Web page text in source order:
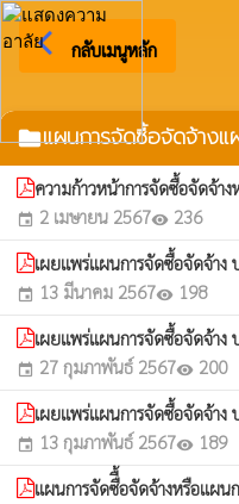
arrow_back_ios กลับเมนูหลัก
folderแผนการจัดซื้อจัดจ้าง
ความก้าวหน้าการจัดซื้อจัดจ้า
event 2 เมษายน 2567visibility 236
เผยแพร่แผนการจัดซื้อจัดจ้า
event 13 มีนาคม 2567visibility 198
เผยแพร่แผนการจัดซื้อจัดจ้า
event 27 กุมภาพันธ์ 2567visibility 200
เผยแพร่แผนการจัดซื้อจัดจ้า
event 13 กุมภาพันธ์ 2567visibility 189
แผนการจัดซืื้อจัดจ้างหรือแผ